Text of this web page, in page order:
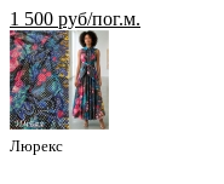
1 500 руб/пог.м.
Люрекс